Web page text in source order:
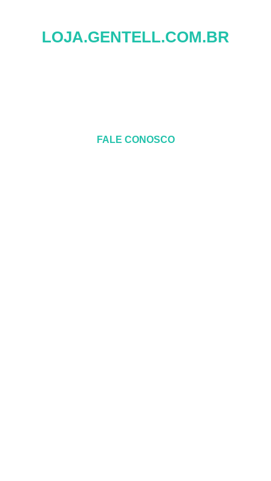
LOJA.GENTELL.COM.BR
FALE CONOSCO